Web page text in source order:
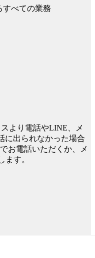
すべての業務
より電話やLINE、メ
に出られなかった場合
お電話いただくか、メ
ます。